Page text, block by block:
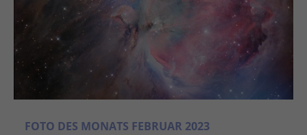
FOTO DES MONATS FEBRUAR 2023